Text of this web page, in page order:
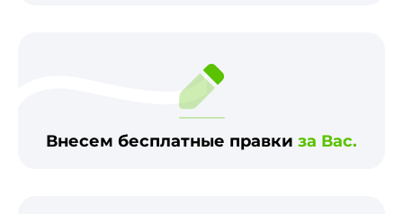
Внесем бесплатные правки за Вас.